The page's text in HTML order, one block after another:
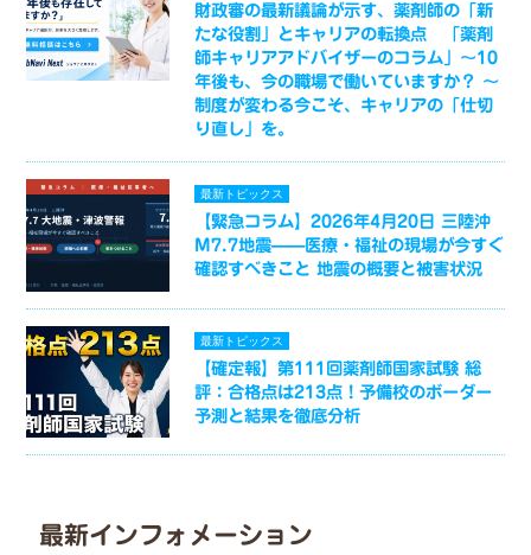
財政審の最新議論が示す、薬剤師の「新
たな役割」とキャリアの転換点 「薬剤
師キャリアアドバイザーのコラム」～10
年後も、今の職場で働いていますか？ ～
制度が変わる今こそ、キャリアの「仕切
り直し」を。
最新トピックス
【緊急コラム】2026年4月20日 三陸沖
M7.7地震——医療・福祉の現場が今すぐ
確認すべきこと 地震の概要と被害状況
最新トピックス
【確定報】第111回薬剤師国家試験 総
評：合格点は213点！予備校のボーダー
予測と結果を徹底分析
最新インフォメーション